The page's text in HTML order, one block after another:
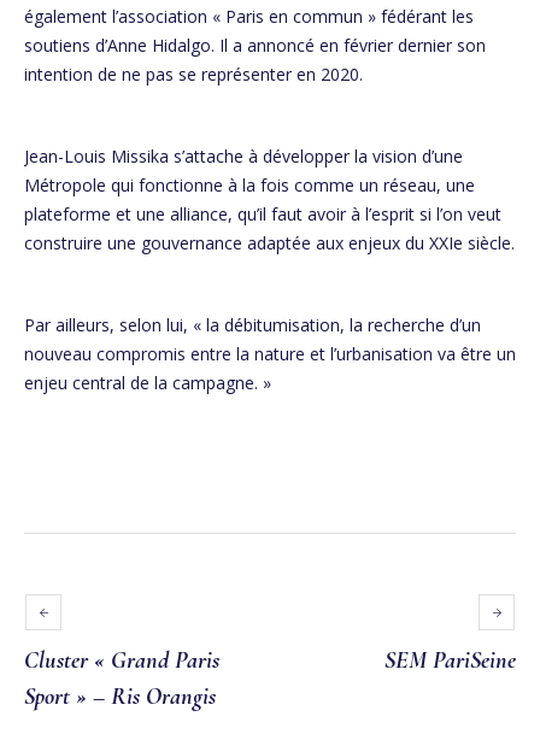
également l’association « Paris en commun » fédérant les
soutiens d’Anne Hidalgo. Il a annoncé en février dernier son
intention de ne pas se représenter en 2020.
Jean-Louis Missika s’attache à développer la vision d’une
Métropole qui fonctionne à la fois comme un réseau, une
plateforme et une alliance, qu’il faut avoir à l’esprit si l’on veut
construire une gouvernance adaptée aux enjeux du XXIe siècle.
Par ailleurs, selon lui, « la débitumisation, la recherche d’un
nouveau compromis entre la nature et l’urbanisation va être un
enjeu central de la campagne. »
Cluster « Grand Paris
Sport » – Ris Orangis
SEM PariSeine